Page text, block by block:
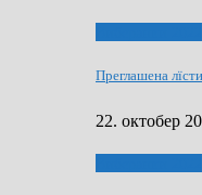
Преглашена
22. октобер